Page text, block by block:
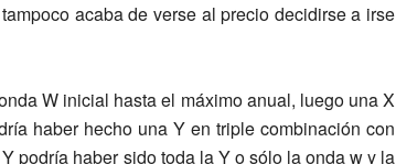
acaba de verse al precio decidirse a irse
W inicial hasta el máximo anual, luego una X
haber hecho una Y en triple combinación con
podría haber sido toda la Y o sólo la onda w y la